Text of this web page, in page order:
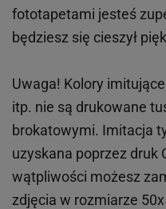
fototapetami jesteś
będziesz się cieszył
Uwaga! Kolory
itp. nie są drukowane
brokatowymi. Imitacja
uzyskana poprzez druk
wątpliwości możesz
zdjęcia w rozmiarze